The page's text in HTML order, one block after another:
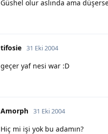
Güshel olur aslında ama
tifosie 31 Eki 2004
geçer yaf nesi war :D
Amorph 31 Eki 2004
Hiç mi işi yok bu adamın?